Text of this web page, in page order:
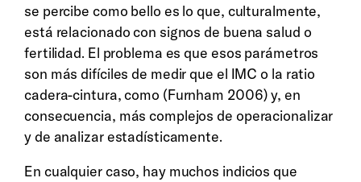
se percibe como bello es lo que, culturalmente,
está relacionado con signos de buena salud o
fertilidad. El problema es que esos parámetros
son más difíciles de medir que el IMC o la ratio
cadera-cintura, como (Furnham 2006) y, en
consecuencia, más complejos de operacionalizar
y de analizar estadísticamente.
En cualquier caso, hay muchos indicios que